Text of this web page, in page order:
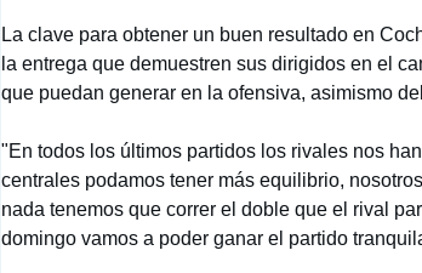
La clave para obtener un buen resultado en
la entrega que demuestren sus dirigidos en el
que puedan generar en la ofensiva, asimismo
"En todos los últimos partidos los rivales nos
centrales podamos tener más equilibrio,
nada tenemos que correr el doble que el rival
domingo vamos a poder ganar el partido